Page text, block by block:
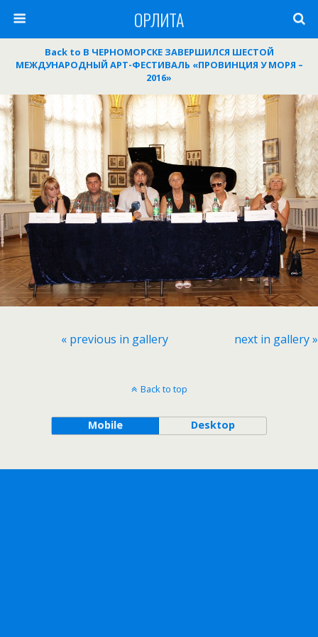
ОРЛИТА
Back to В ЧЕРНОМОРСКЕ ЗАВЕРШИЛСЯ ШЕСТОЙ
МЕЖДУНАРОДНЫЙ АРТ-ФЕСТИВАЛЬ «ПРОВИНЦИЯ У МОРЯ –
2016»
« previous in gallery next in gallery »
Back to top
Mobile Desktop